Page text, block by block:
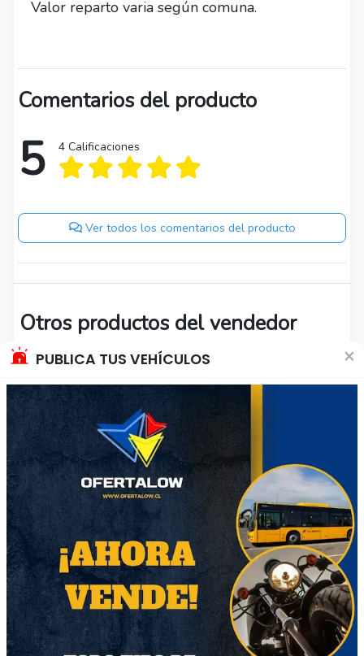
PUBLICA TUS VEHÍCULOS ×
Valor reparto varia según comuna.
Comentarios del producto
5 4 Calificaciones
Ver todos los comentarios del producto
Otros productos del vendedor
Capuchino asesino
$8999
Región Metropolitana
Producto Nuevo
Suavizante 1 lts.
$1600
Región Metropolitana
Producto Nuevo